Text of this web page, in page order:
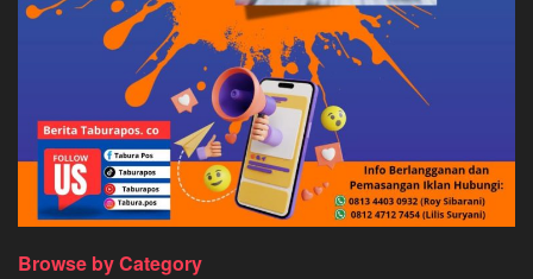
Browse by Category